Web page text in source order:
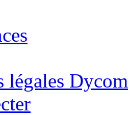
légales Dycom